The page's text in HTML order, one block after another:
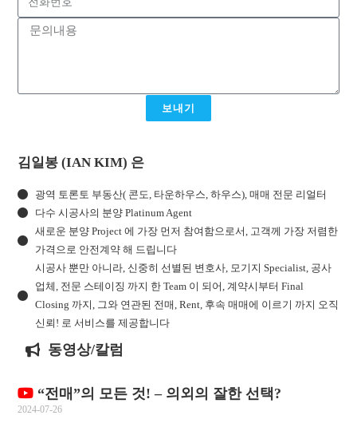
보내기
김일봉 (IAN KIM) 은
광역 토론토 부동산( 콘도, 타운하우스, 하우스), 매매 전문 리얼터
다수 시공사의 분양 Platinum Agent
새로운 분양 Project 에 가장 먼저 참여함으로서, 고객께 가장 저렴한
가격으로 안전계약 해 드립니다
시공사 뿐만 아니라, 신중히 선별된 변호사, 모기지 Specialist, 공사
업체, 전문 스테이징 까지 한 Team 이 되어, 계약시부터 Final
Closing 까지, 그와 연관된 전매, Rent, 후속 매매에 이르기 까지 오직
신뢰! 로 서비스를 제공합니다
동영상/칼럼
“전매”의 모든 것! – 의외의 잘한 선택?
2024-07-26